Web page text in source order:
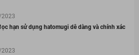
hạn sử dụng hatomugi dễ dàng và chính xác